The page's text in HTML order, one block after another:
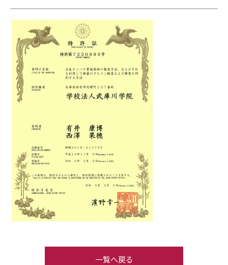
一覧へ戻る